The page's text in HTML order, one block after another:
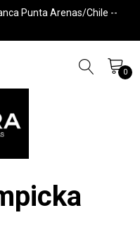
Punta Arenas/Chile --
0